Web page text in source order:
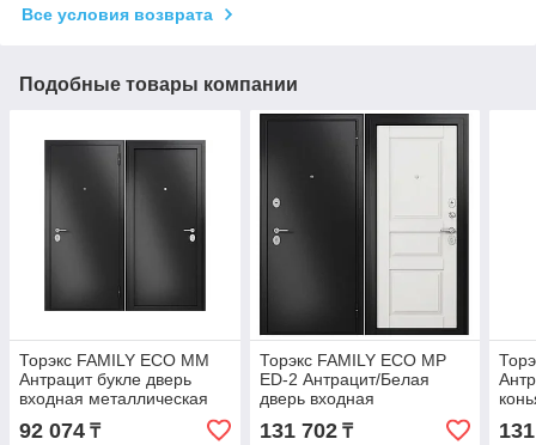
Все условия возврата
Подобные товары компании
Торэкс FAMILY ECO MM
Антрацит букле дверь
входная металлическая
92 074 ₸
Торэкс FAMILY ECO MP
ED-2 Антрацит/Белая
дверь входная
металлическая
131 702₸